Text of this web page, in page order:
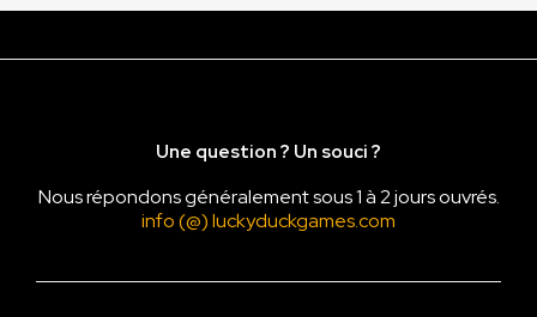
Une question ? Un souci ?
Nous répondons généralement sous 1 à 2 jours ouvrés.
info (@) luckyduckgames.com